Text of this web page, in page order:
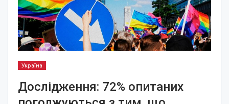
Україна
Дослідження: 72% опитаних